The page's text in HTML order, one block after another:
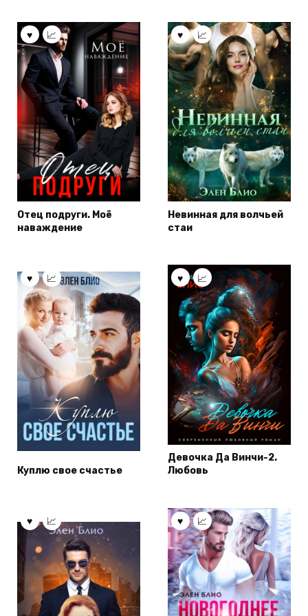
Отец подруги. Моё
наваждение
Невинная для волчьей
стаи
Куплю свое счастье
Девочка Да Винчи-2.
Любовь